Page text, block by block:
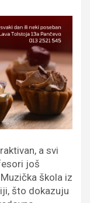
a svi
još
škola iz
što dokazuju